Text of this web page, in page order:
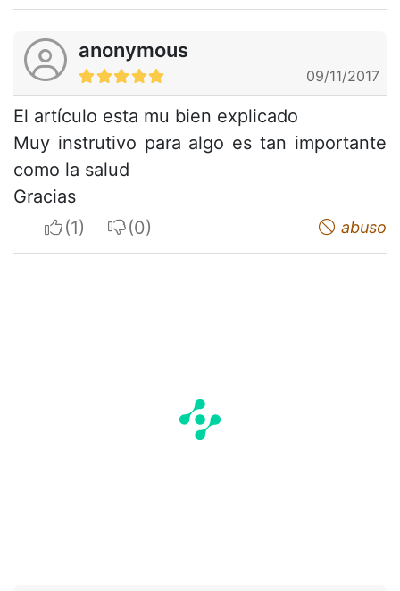
anonymous
09/11/2017
El artículo esta mu bien explicado
Muy instrutivo para algo es tan importante
como la salud
Gracias
I apreciateI do not appreciate abuso